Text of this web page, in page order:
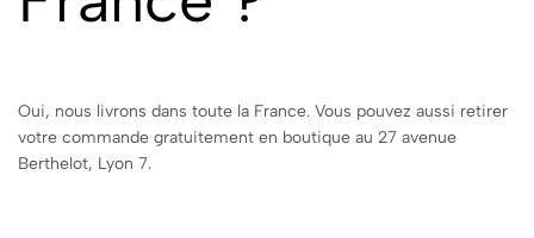
Oui, nous livrons dans toute la France. Vous pouvez aussi retirer
votre commande gratuitement en boutique au 27 avenue
Berthelot, Lyon 7.